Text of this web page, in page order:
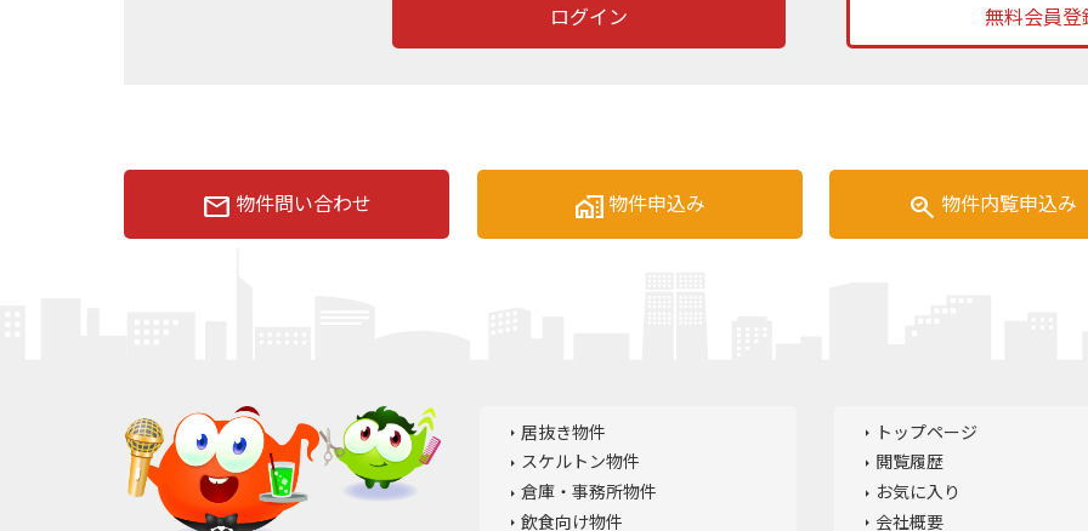
ログイン 無料会員登
mail 物件問い合わせ home_work 物件申込み search_check 物件内覧申込み
居抜き物件
スケルトン物件
倉庫・事務所物件
飲食向け物件
トップページ
閲覧履歴
お気に入り
会社概要